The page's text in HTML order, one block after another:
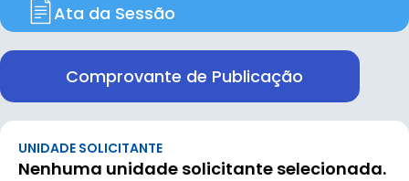
Ata da Sessão
Comprovante de Publicação
UNIDADE SOLICITANTE
Nenhuma unidade solicitante selecionada.